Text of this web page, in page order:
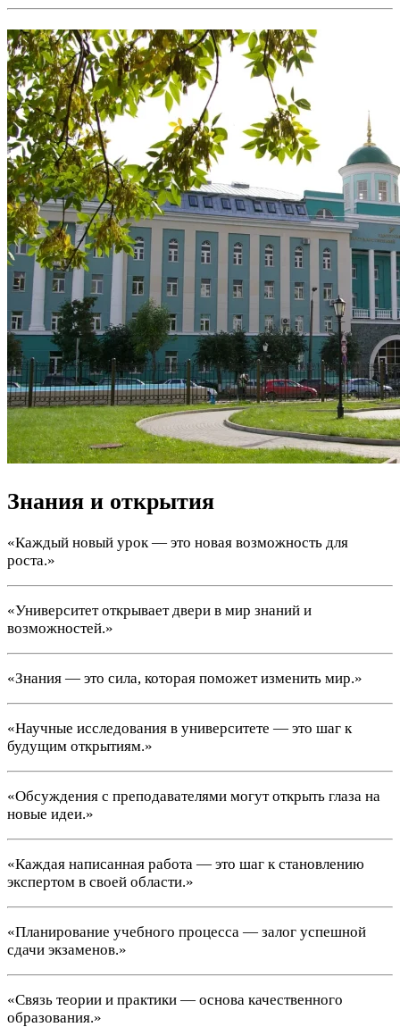
Знания и открытия
«Каждый новый урок — это новая возможность для
роста.»
«Университет открывает двери в мир знаний и
возможностей.»
«Знания — это сила, которая поможет изменить мир.»
«Научные исследования в университете — это шаг к
будущим открытиям.»
«Обсуждения с преподавателями могут открыть глаза на
новые идеи.»
«Каждая написанная работа — это шаг к становлению
экспертом в своей области.»
«Планирование учебного процесса — залог успешной
сдачи экзаменов.»
«Связь теории и практики — основа качественного
образования.»